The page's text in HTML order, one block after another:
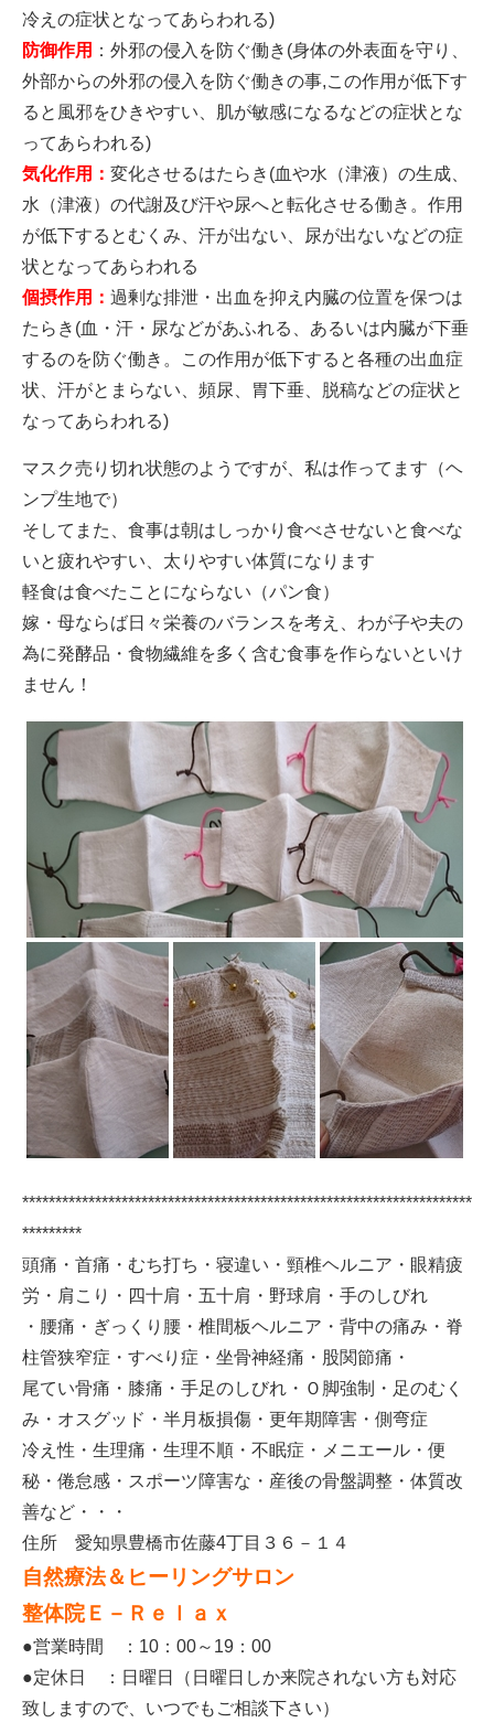
冷えの症状となってあらわれる)
防御作用 ：外邪の侵入を防ぐ働き(身体の外表面を守り、
外部からの外邪の侵入を防ぐ働きの事,この作用が低下す
ると風邪をひきやすい、肌が敏感になるなどの症状とな
ってあらわれる)
気化作用： 変化させるはたらき(血や水（津液）の生成、
水（津液）の代謝及び汗や尿へと転化させる働き。作用
が低下するとむくみ、汗が出ない、尿が出ないなどの症
状となってあらわれる
個摂作用： 過剰な排泄・出血を抑え内臓の位置を保つは
たらき(血・汗・尿などがあふれる、あるいは内臓が下垂
するのを防ぐ働き。この作用が低下すると各種の出血症
状、汗がとまらない、頻尿、胃下垂、脱稿などの症状と
なってあらわれる)
マスク売り切れ状態のようですが、私は作ってます（ヘ
ンプ生地で）
そしてまた、食事は朝はしっかり食べさせないと食べな
いと疲れやすい、太りやすい体質になります
軽食は食べたことにならない（パン食）
嫁・母ならば日々栄養のバランスを考え、わが子や夫の
為に発酵品・食物繊維を多く含む食事を作らないといけ
ません！
********************************************************************
*********
頭痛・首痛・むち打ち・寝違い・頸椎ヘルニア・眼精疲
労・肩こり・四十肩・五十肩・野球肩・手のしびれ
・腰痛・ぎっくり腰・椎間板ヘルニア・背中の痛み・脊
柱管狭窄症・すべり症・坐骨神経痛・股関節痛・
尾てい骨痛・膝痛・手足のしびれ・Ｏ脚強制・足のむく
み・オスグッド・半月板損傷・更年期障害・側弯症
冷え性・生理痛・生理不順・不眠症・メニエール・便
秘・倦怠感・スポーツ障害な・産後の骨盤調整・体質改
善など・・・
住所 愛知県豊橋市佐藤4丁目３６－１４
自然療法＆ヒーリングサロン
整体院Ｅ－Ｒｅｌａｘ
●営業時間 ：10：00～19：00
●定休日 ：日曜日（日曜日しか来院されない方も対応
致しますので、いつでもご相談下さい）